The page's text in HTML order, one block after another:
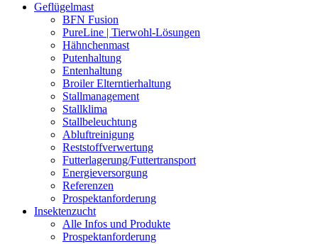
Geflügelmast
BFN Fusion
PureLine | Tierwohl-Lösungen
Hähnchenmast
Putenhaltung
Entenhaltung
Broiler Elterntierhaltung
Stallmanagement
Stallklima
Stallbeleuchtung
Abluftreinigung
Reststoffverwertung
Futterlagerung/Futtertransport
Energieversorgung
Referenzen
Prospektanforderung
Insektenzucht
Alle Infos und Produkte
Prospektanforderung